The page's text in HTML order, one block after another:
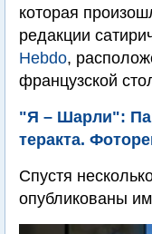
которая
редакции
Hebdo,
французской
"Я – Шарли":
теракта.
Спустя
опубликованы